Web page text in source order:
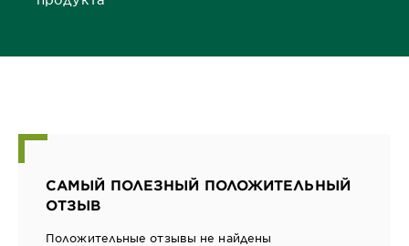
САМЫЙ ПОЛЕЗНЫЙ ПОЛОЖИТЕЛЬНЫЙ
ОТЗЫВ
Положительные отзывы не найдены